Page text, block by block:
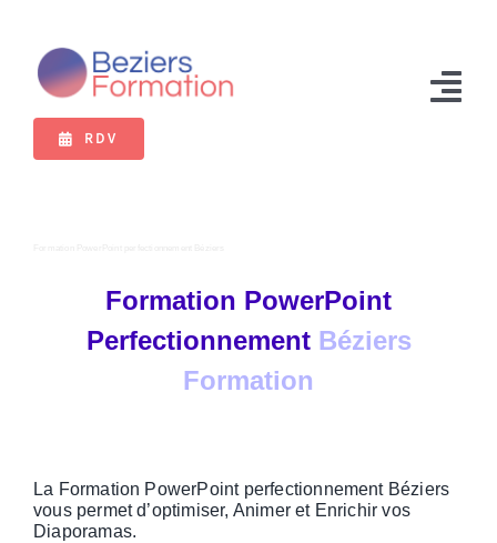
contenu
Extranet
RDV
Formation PowerPoint
Perfectionnement Béziers
Formation
La Formation PowerPoint perfectionnement Béziers
vous permet d’optimiser, Animer et Enrichir vos
Diaporamas.